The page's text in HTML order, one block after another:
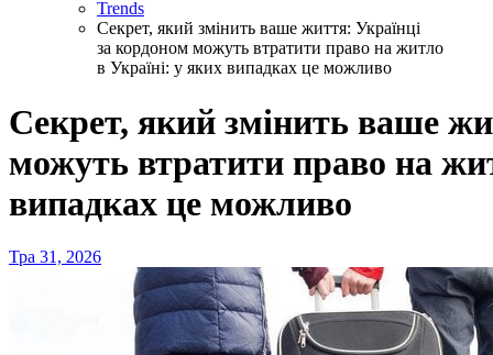
Trends
Секрет, який змінить ваше життя: Українці
за кордоном можуть втратити право на житло
в Україні: у яких випадках це можливо
Секрет, який змінить ваше
можуть втратити право на
випадках це можливо
Тра 31, 2026